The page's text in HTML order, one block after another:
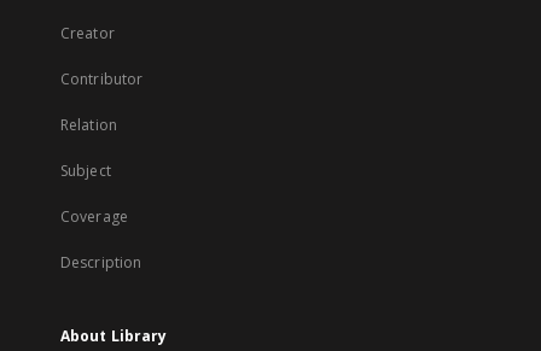
Creator
Contributor
Relation
Subject
Coverage
Description
About Library